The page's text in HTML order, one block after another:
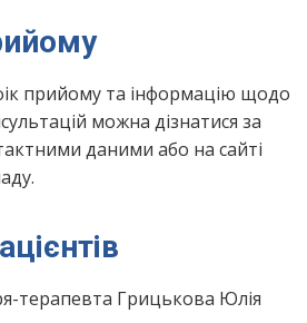
прийому та інформацію щодо
можна дізнатися за
даними або на сайті
терапевта Грицькова Юлія